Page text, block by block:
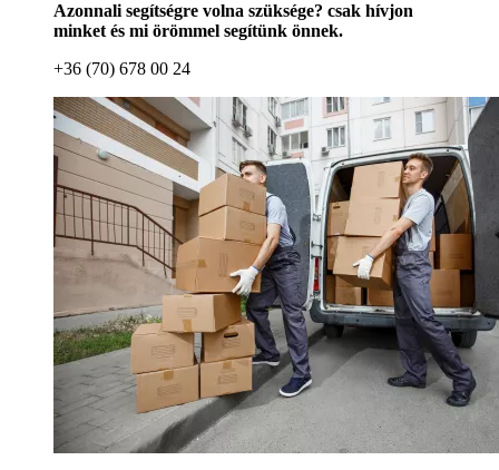
Azonnali segítségre volna szüksége? csak hívjon
minket és mi örömmel segítünk önnek.
+36 (70) 678 00 24